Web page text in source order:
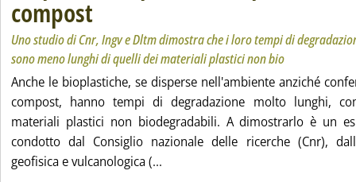
compost
Uno studio di Cnr, Ingv e Dltm dimostra che i loro tempi di
sono meno lunghi di quelli dei materiali plastici non bio
Anche le bioplastiche, se disperse nell'ambiente anziché
compost, hanno tempi di degradazione molto lunghi,
materiali plastici non biodegradabili. A dimostrarlo è un
condotto dal Consiglio nazionale delle ricerche (Cnr),
geofisica e vulcanologica (...